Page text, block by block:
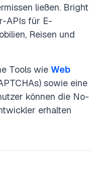
ließen. Bright
APIs für E-
Reisen und
Tools wie Web
sowie eine
können die No-
erhalten